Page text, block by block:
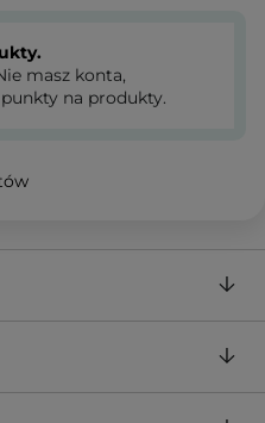
masz konta,
na produkty.